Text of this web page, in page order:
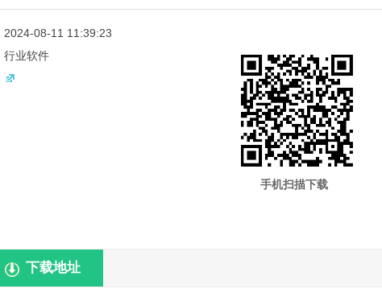
2024-08-11 11:39:23
行业软件
手机扫描下载
下载地址